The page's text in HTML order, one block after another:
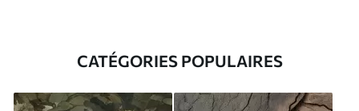
CATÉGORIES POPULAIRES